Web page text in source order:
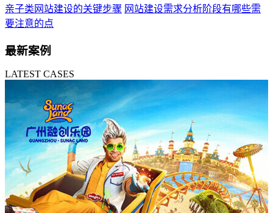
亲子类网站建设的关键步骤 网站建设需求分析阶段有哪些需
要注意的点
最新案例
LATEST CASES